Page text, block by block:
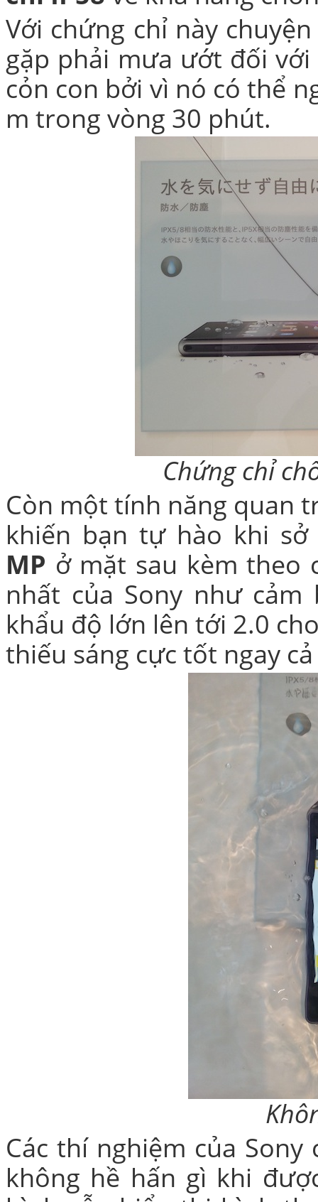
Bao da iPhone
Túi đựng iPad
Túi đựng iPad
Túi đựng
Bao da Samsung
Bao da Samsung
Với chứng chỉ này
gặp phải mưa ướt đối
cỏn con bởi vì nó có thể
m trong vòng 30 phút.
Chứng chỉ
Còn một tính năng quan
khiến bạn tự hào khi
MP ở mặt sau kèm theo
nhất của Sony như
khẩu độ lớn lên tới 2.0
thiếu sáng cực tốt ngay
Các thí nghiệm của
không hề hấn gì khi